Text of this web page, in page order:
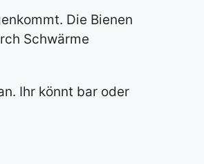
Die Bienen
Schwärme
Ihr könnt bar oder